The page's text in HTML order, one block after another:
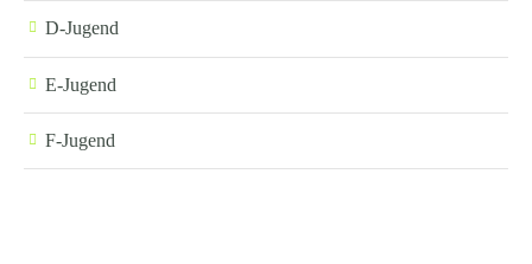
D-Jugend
E-Jugend
F-Jugend